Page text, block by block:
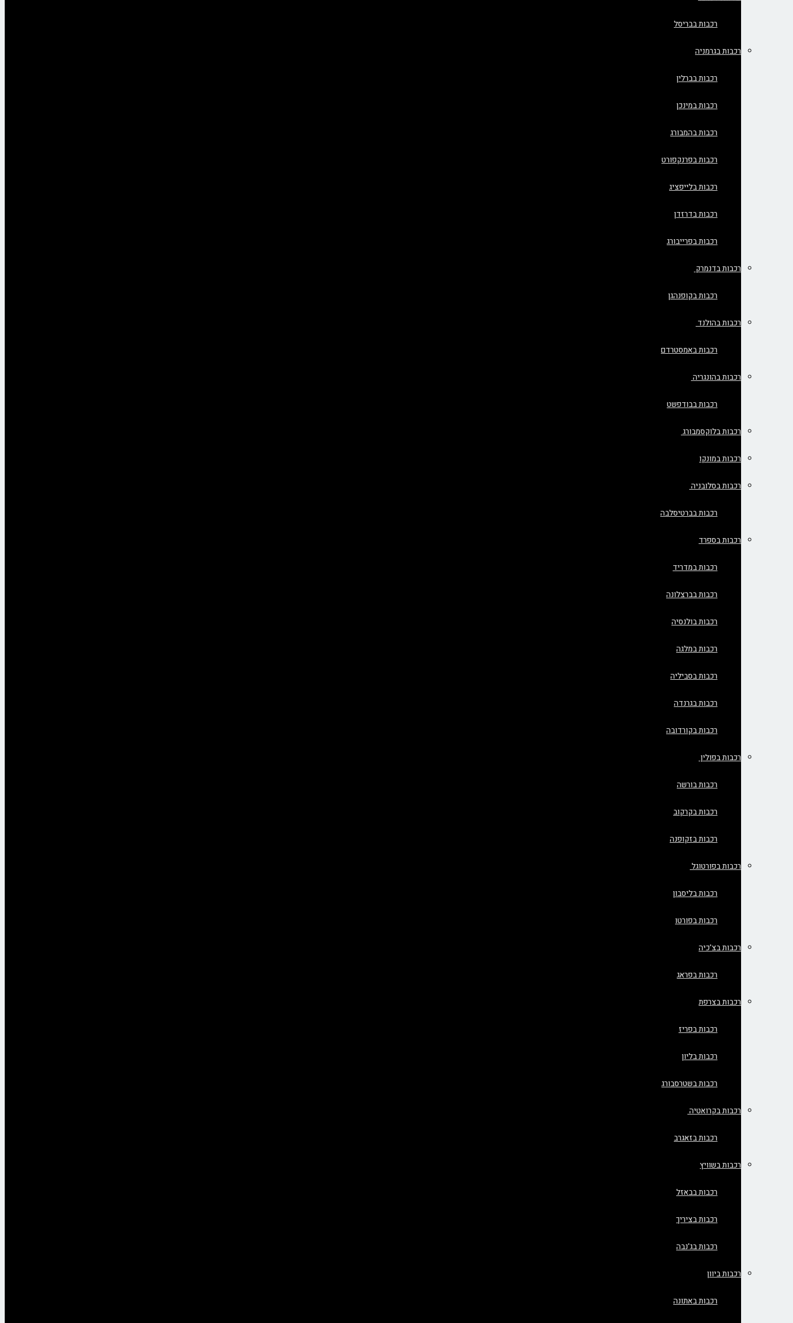
רכבות בבריסל
רכבות בגרמניה
רכבות בברלין
רכבות במינכן
רכבות בהמבורג
רכבות בפרנקפורט
רכבות בלייפציג
רכבות בדרזדן
רכבות בפרייבורג
רכבות בדנמרק
רכבות בקופנהגן
רכבות בהולנד
רכבות באמסטרדם
רכבות בהונגריה
רכבות בבודפשט
רכבות בלוקסמבורג
רכבות במונקו
רכבות בסלובניה
רכבות בברטיסלבה
רכבות בספרד
רכבות במדריד
רכבות בברצלונה
רכבות בולנסיה
רכבות במלגה
רכבות בסביליה
רכבות בגרנדה
רכבות בקורדובה
רכבות בפולין
רכבות בורשה
רכבות בקרקוב
רכבות בזקופנה
רכבות בפורטוגל
רכבות בליסבון
רכבות בפורטו
רכבות בצ'כיה
רכבות בפראג
רכבות בצרפת
רכבות בפריז
רכבות בליון
רכבות בשטרסבורג
רכבות בקרואטיה
רכבות בזאגרב
רכבות בשוויץ
רכבות בבאזל
רכבות בציריך
רכבות בג'נבה
רכבות ביוון
רכבות באתונה